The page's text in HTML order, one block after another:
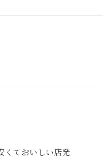
ておいしい店発